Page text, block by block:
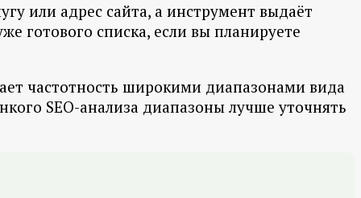
или адрес сайта, а инструмент выдаёт
готового списка, если вы планируете
частотность широкими диапазонами вида
SEO-анализа диапазоны лучше уточнять